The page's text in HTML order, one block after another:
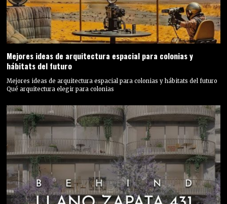
Mejores ideas de arquitectura espacial para colonias y
hábitats del futuro
Mejores ideas de arquitectura espacial para colonias y hábitats del futuro
Qué arquitectura elegir para colonias